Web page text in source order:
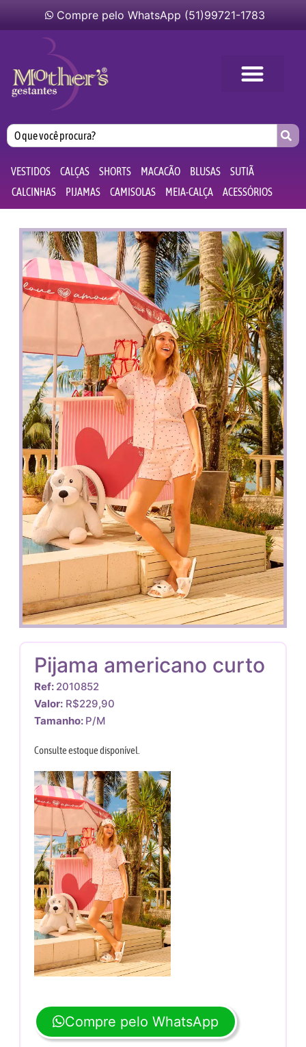
Compre pelo WhatsApp (51)99721-1783
VESTIDOS CALÇAS SHORTS MACACÃO BLUSAS
SUTIÃ
CALCINHAS
PIJAMAS CAMISOLAS MEIA-CALÇA ACESSÓRIOS
Pijama americano curto
Ref: 2010852
Valor: R$229,90
Tamanho: P/M
Consulte estoque disponível.
Compre pelo WhatsApp